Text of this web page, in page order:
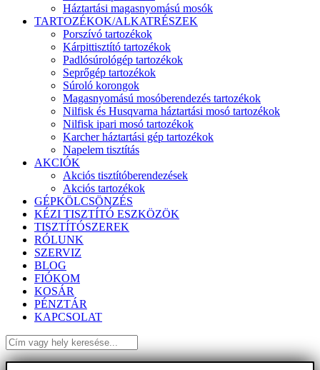
Háztartási magasnyomású mosók
TARTOZÉKOK/ALKATRÉSZEK
Porszívó tartozékok
Kárpittisztító tartozékok
Padlósúrológép tartozékok
Seprőgép tartozékok
Súroló korongok
Magasnyomású mosóberendezés tartozékok
Nilfisk és Husqvarna háztartási mosó tartozékok
Nilfisk ipari mosó tartozékok
Karcher háztartási gép tartozékok
Napelem tisztítás
AKCIÓK
Akciós tisztítóberendezések
Akciós tartozékok
GÉPKÖLCSÖNZÉS
KÉZI TISZTÍTÓ ESZKÖZÖK
TISZTÍTÓSZEREK
RÓLUNK
SZERVIZ
BLOG
FIÓKOM
KOSÁR
PÉNZTÁR
KAPCSOLAT